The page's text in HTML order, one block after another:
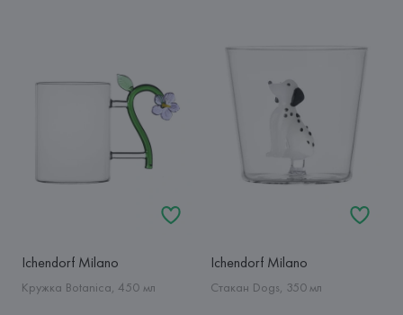
Ichendorf Milano
Кружка Botanica, 450 мл
Ichendorf Milano
Стакан Dogs, 350 мл